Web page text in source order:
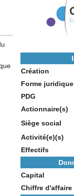
Création
Forme juridique
PDG
Actionnaire(s)
Siège social
Activité(e)(s)
Effectifs
Capital
Chiffre d'affaire